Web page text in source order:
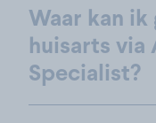
Waar kan ik
huisarts via
Specialist?